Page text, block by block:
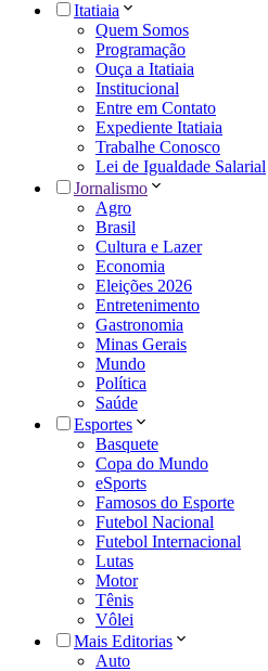
Itatiaia
Quem Somos
Programação
Ouça a Itatiaia
Institucional
Entre em Contato
Expediente Itatiaia
Trabalhe Conosco
Lei de Igualdade Salarial
Jornalismo
Agro
Brasil
Cultura e Lazer
Economia
Eleições 2026
Entretenimento
Gastronomia
Minas Gerais
Mundo
Política
Saúde
Esportes
Basquete
Copa do Mundo
eSports
Famosos do Esporte
Futebol Nacional
Futebol Internacional
Lutas
Motor
Tênis
Vôlei
Mais Editorias
Auto